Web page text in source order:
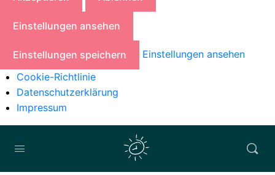
Einstellungen ansehen
Einstellungen speichern
Einstellungen ansehen
Cookie-Richtlinie
Datenschutzerklärung
Impressum